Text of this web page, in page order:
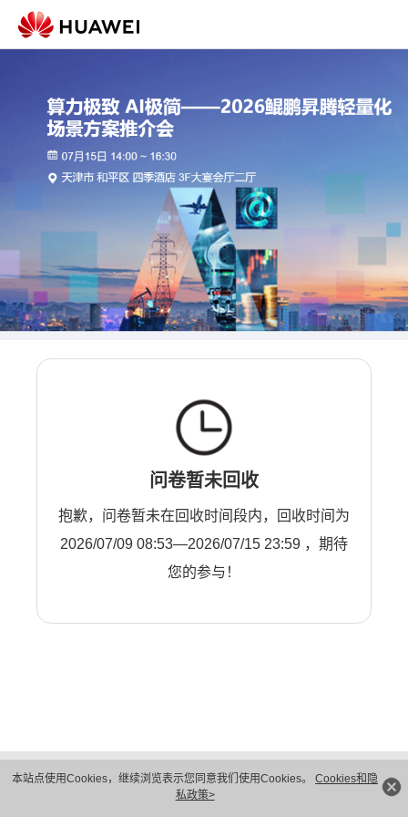
本站点使用Cookies，继续浏览表示您同意我们使用Cookies。 Cookies和隐
私政策>
问卷暂未回收
抱歉，问卷暂未在回收时间段内，回收时间为
2026/07/09 08:53—2026/07/15 23:59 ，期待
您的参与！
隐私保护
法律声明